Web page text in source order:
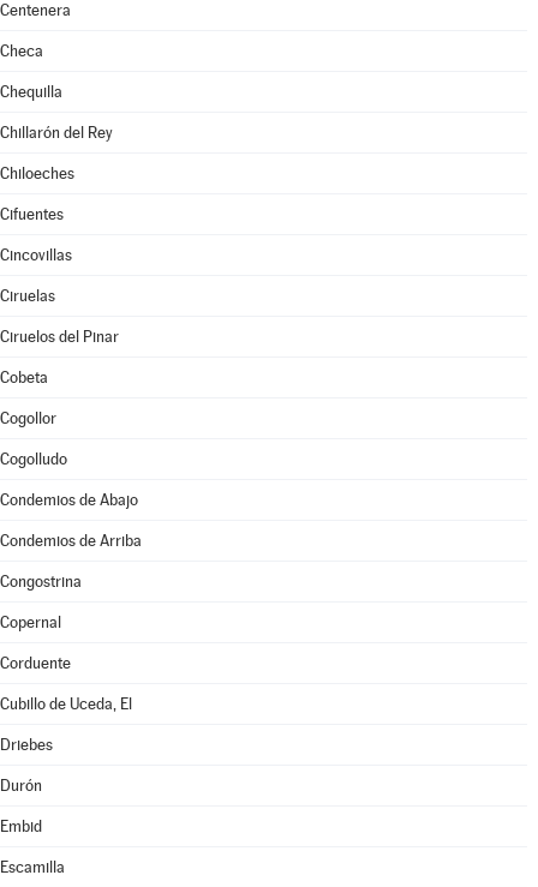
Centenera
Checa
Chequilla
Chillarón del Rey
Chiloeches
Cifuentes
Cincovillas
Ciruelas
Ciruelos del Pinar
Cobeta
Cogollor
Cogolludo
Condemios de Abajo
Condemios de Arriba
Congostrina
Copernal
Corduente
Cubillo de Uceda, El
Driebes
Durón
Embid
Escamilla